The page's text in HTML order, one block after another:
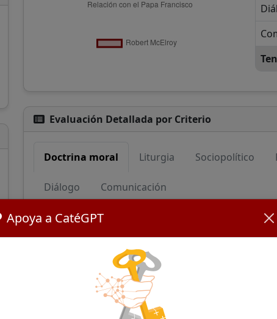
Evaluación Detallada por Criterio
Doctrina moral Liturgia Sociopolítico
Diálogo Comunicación
Doctrina moral
Cardinal McElroy advocates for a more inclusive
moral issues. He has emphasized the
has questioned the exclusion of divorced and
His stance suggests a progressive
conscience and pastoral care over strict
Apoya a CatéGPT